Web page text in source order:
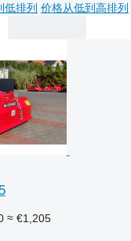
低排列 价格从低到高排列
≈ €1,205